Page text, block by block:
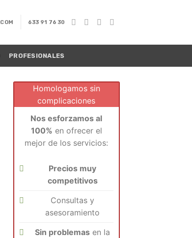
633 91 76 30
PROFESIONALES
Homologamos sin
complicaciones
Nos esforzamos al
100% en ofrecer el
mejor de los servicios:
Precios muy
competitivos
Consultas y
asesoramiento
Sin problemas en la